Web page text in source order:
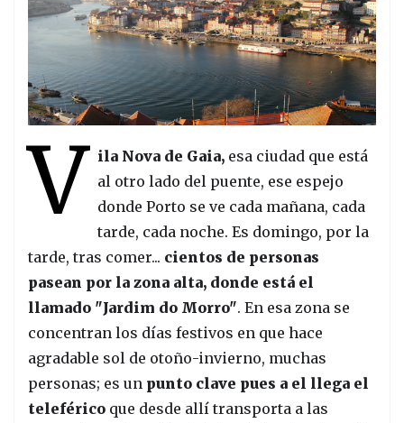
V ila Nova de Gaia, esa ciudad que está
al otro lado del puente, ese espejo
donde Porto se ve cada mañana, cada
tarde, cada noche. Es domingo, por la
tarde, tras comer... cientos de personas
pasean por la zona alta, donde está el
llamado "Jardim do Morro". En esa zona se
concentran los días festivos en que hace
agradable sol de otoño-invierno, muchas
personas; es un punto clave pues a el llega el
teleférico que desde allí transporta a las